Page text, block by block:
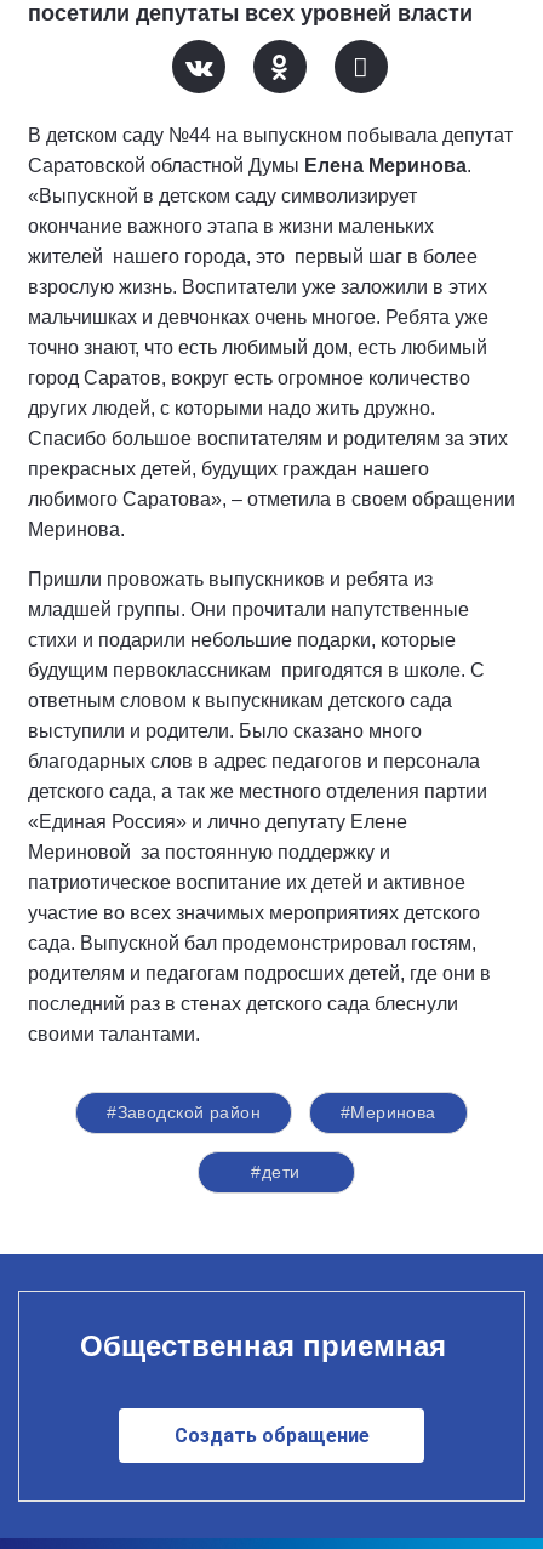
посетили депутаты всех уровней власти
В детском саду №44 на выпускном побывала депутат
Саратовской областной Думы Елена Меринова.
«Выпускной в детском саду символизирует
окончание важного этапа в жизни маленьких
жителей нашего города, это первый шаг в более
взрослую жизнь. Воспитатели уже заложили в этих
мальчишках и девчонках очень многое. Ребята уже
точно знают, что есть любимый дом, есть любимый
город Саратов, вокруг есть огромное количество
других людей, с которыми надо жить дружно.
Спасибо большое воспитателям и родителям за этих
прекрасных детей, будущих граждан нашего
любимого Саратова», – отметила в своем обращении
Меринова.
Пришли провожать выпускников и ребята из
младшей группы. Они прочитали напутственные
стихи и подарили небольшие подарки, которые
будущим первоклассникам пригодятся в школе. С
ответным словом к выпускникам детского сада
выступили и родители. Было сказано много
благодарных слов в адрес педагогов и персонала
детского сада, а так же местного отделения партии
«Единая Россия» и лично депутату Елене
Мериновой за постоянную поддержку и
патриотическое воспитание их детей и активное
участие во всех значимых мероприятиях детского
сада. Выпускной бал продемонстрировал гостям,
родителям и педагогам подросших детей, где они в
последний раз в стенах детского сада блеснули
своими талантами.
#Заводской район #Меринова
#дети
Общественная приемная
Создать обращение